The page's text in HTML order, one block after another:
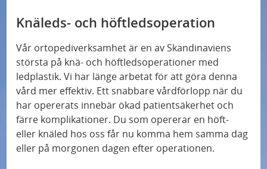
Knäleds- och höftledsoperation
Vår ortopediverksamhet är en av Skandinaviens
största på knä- och höftledsoperationer med
ledplastik. Vi har länge arbetat för att göra denna
vård mer effektiv. Ett snabbare vårdförlopp när du
har opererats innebär ökad patientsäkerhet och
färre komplikationer. Du som opererar en höft-
eller knäled hos oss får nu komma hem samma dag
eller på morgonen dagen efter operationen.